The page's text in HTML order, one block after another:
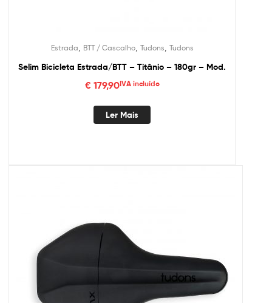
Estrada BTT / Cascalho, Tudons Tudons
Selim Bicicleta Estrada/BTT – Titânio – 180gr – Mod.
€179,90IVA incluído
Ler Mais